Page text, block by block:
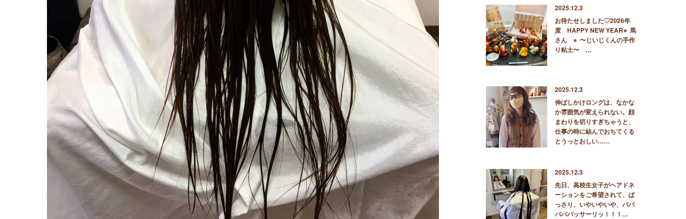
2025.12.3
お待たせしました♡2026年
度 HAPPY NEW YEAR⭐︎ 馬
さん ⭐︎ 〜じいじくんの手作
り粘土〜 …
2025.12.3
伸ばしかけロングは、なかな
か雰囲気が変えられない。顔
まわりを切りすぎちゃうと、
仕事の時に結んでおちてくる
とうっとおしい……
2025.12.3
先日、高校生女子がヘアドネ
ーションをご希望されて、ば
っさり、いやいやいや、ババ
バババッサーリッ！！！…